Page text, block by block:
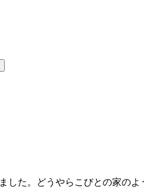
た。どうやらこびとの家のよ